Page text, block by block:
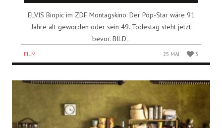
ELVIS Biopic im ZDF Montagskino: Der Pop-Star wäre 91
Jahre alt geworden oder sein 49. Todestag steht jetzt
bevor. BILD..
FILM 25 MAI 3